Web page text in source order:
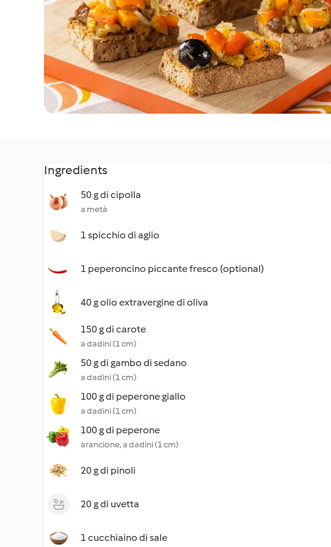
Ingredients
50 g di cipolla
a metà
1 spicchio di aglio
1 peperoncino piccante fresco (optional)
40 g olio extravergine di oliva
150 g di carote
a dadini (1 cm)
50 g di gambo di sedano
a dadini (1 cm)
100 g di peperone giallo
a dadini (1 cm)
100 g di peperone
arancione, a dadini (1 cm)
20 g di pinoli
20 g di uvetta
1 cucchiaino di sale